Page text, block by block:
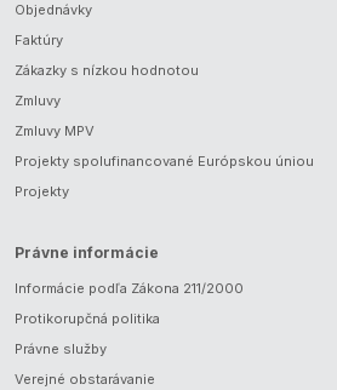
Objednávky
Faktúry
Zákazky s nízkou hodnotou
Zmluvy
Zmluvy MPV
Projekty spolufinancované Európskou úniou
Projekty
Právne informácie
Informácie podľa Zákona 211/2000
Protikorupčná politika
Právne služby
Verejné obstarávanie